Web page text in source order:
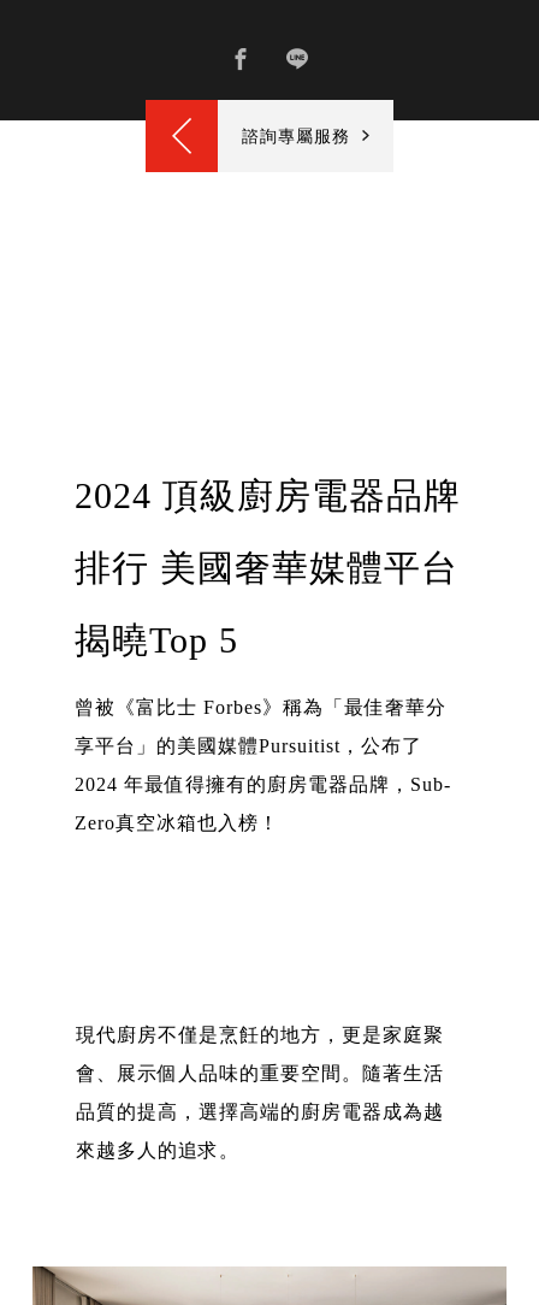
諮詢專屬服務
2024 頂級廚房電器品牌
排行 美國奢華媒體平台
揭曉Top 5
曾被《富比士 Forbes》稱為「最佳奢華分
享平台」的美國媒體Pursuitist，公布了
2024 年最值得擁有的廚房電器品牌，Sub-
Zero真空冰箱也入榜！
現代廚房不僅是烹飪的地方，更是家庭聚
會、展示個人品味的重要空間。隨著生活
品質的提高，選擇高端的廚房電器成為越
來越多人的追求。